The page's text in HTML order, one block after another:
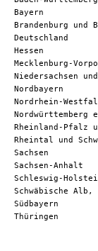
Bayern
Brandenburg und
Deutschland
Hessen
Mecklenburg-
Niedersachsen
Nordbayern
Nordrhein-
Rheinland-Pfalz
Rheintal und
Sachsen
Sachsen-Anhalt
Schleswig-
Schwäbische Alb,
Südbayern
Thüringen